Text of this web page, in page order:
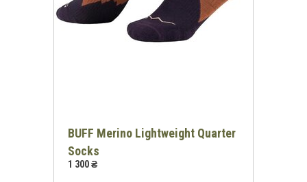
BUFF Merino Lightweight Quarter
Socks
1 300 ₴